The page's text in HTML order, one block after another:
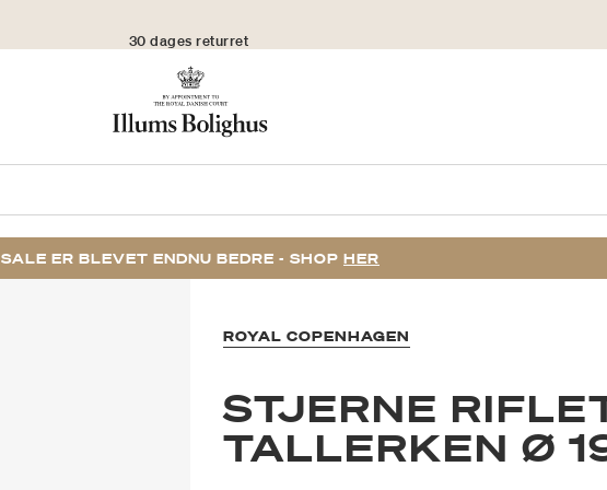
SALE ER BLEVET ENDNU BEDRE - SHOP HER
ROYAL COPENHAGEN
STJERNE
TALLERKEN Ø